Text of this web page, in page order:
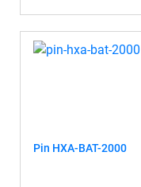
Pin HXA-BAT-2000